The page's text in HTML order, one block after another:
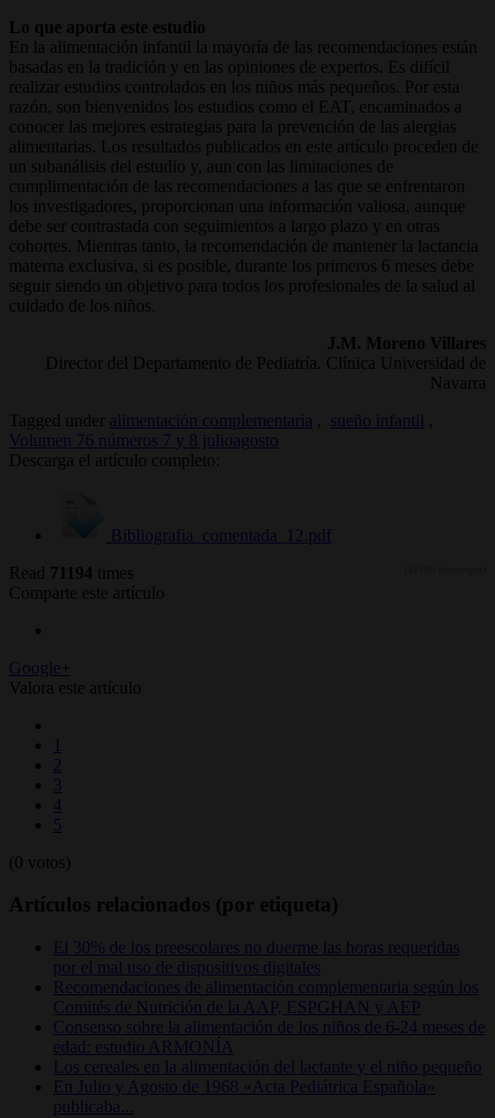
Lo que aporta este estudio
En la alimentación infantil la mayoría de las recomendaciones están
basadas en la tradición y en las opiniones de expertos. Es difícil
realizar estudios controlados en los niños más pequeños. Por esta
razón, son bienvenidos los estudios como el EAT, encaminados a
conocer las mejores estrategias para la prevención de las alergias
alimentarias. Los resultados publicados en este artículo proceden de
un subanálisis del estudio y, aun con las limitaciones de
cumplimentación de las recomendaciones a las que se enfrentaron
los investigadores, proporcionan una información valiosa, aunque
debe ser contrastada con seguimientos a largo plazo y en otras
cohortes. Mientras tanto, la recomendación de mantener la lactancia
materna exclusiva, si es posible, durante los primeros 6 meses debe
seguir siendo un objetivo para todos los profesionales de la salud al
cuidado de los niños.
J.M. Moreno Villares
Director del Departamento de Pediatría. Clínica Universidad de
Navarra
Tagged under
alimentación complementaria sueño infantil
Volumen 76 números 7 y 8 julioagosto
Descarga el artículo completo:
Bibliografia_comentada_12.pdf
Read 71194 times
Comparte este artículo
Google+
Valora este artículo
1
2
3
4
5
(0 votos)
Artículos relacionados (por etiqueta)
El 30% de los preescolares no duerme las horas requeridas
por el mal uso de dispositivos digitales
Recomendaciones de alimentación complementaria según los
Comités de Nutrición de la AAP, ESPGHAN y AEP
Consenso sobre la alimentación de los niños de 6-24 meses de
edad: estudio ARMONÍA
Los cereales en la alimentación del lactante y el niño pequeño
En Julio y Agosto de 1968 «Acta Pediátrica Española»
publicaba...